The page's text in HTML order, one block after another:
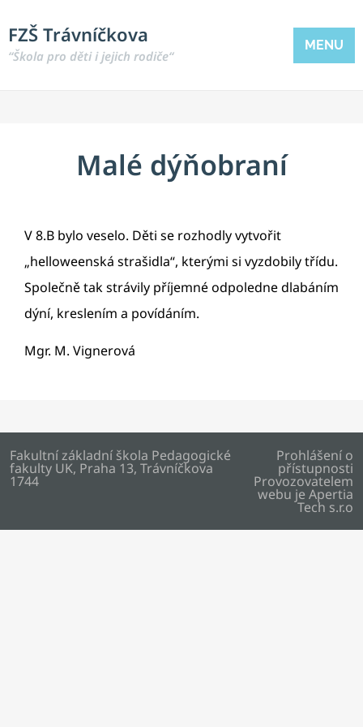
FZŠ Trávníčkova
“Škola pro děti i jejich rodiče“
MENU
Malé dýňobraní
V 8.B bylo veselo. Děti se rozhodly vytvořit
„helloweenská strašidla“, kterými si vyzdobily třídu.
Společně tak strávily příjemné odpoledne dlabáním
dýní, kreslením a povídáním.
Mgr. M. Vignerová
Fakultní základní škola Pedagogické
fakulty UK, Praha 13, Trávníčkova
1744
Prohlášení o
přístupnosti
Provozovatelem
webu je Apertia
Tech s.r.o